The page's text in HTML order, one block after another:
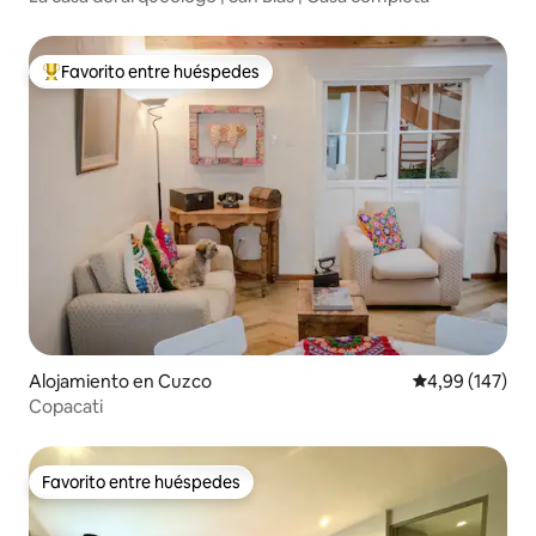
Favorito entre los huéspedes más destacados
Favorito entre huéspedes
Alojamiento en Cuzco Calificación
4,99 (147)
Copacati
Favorito entre huéspedes
Favorito entre huéspedes